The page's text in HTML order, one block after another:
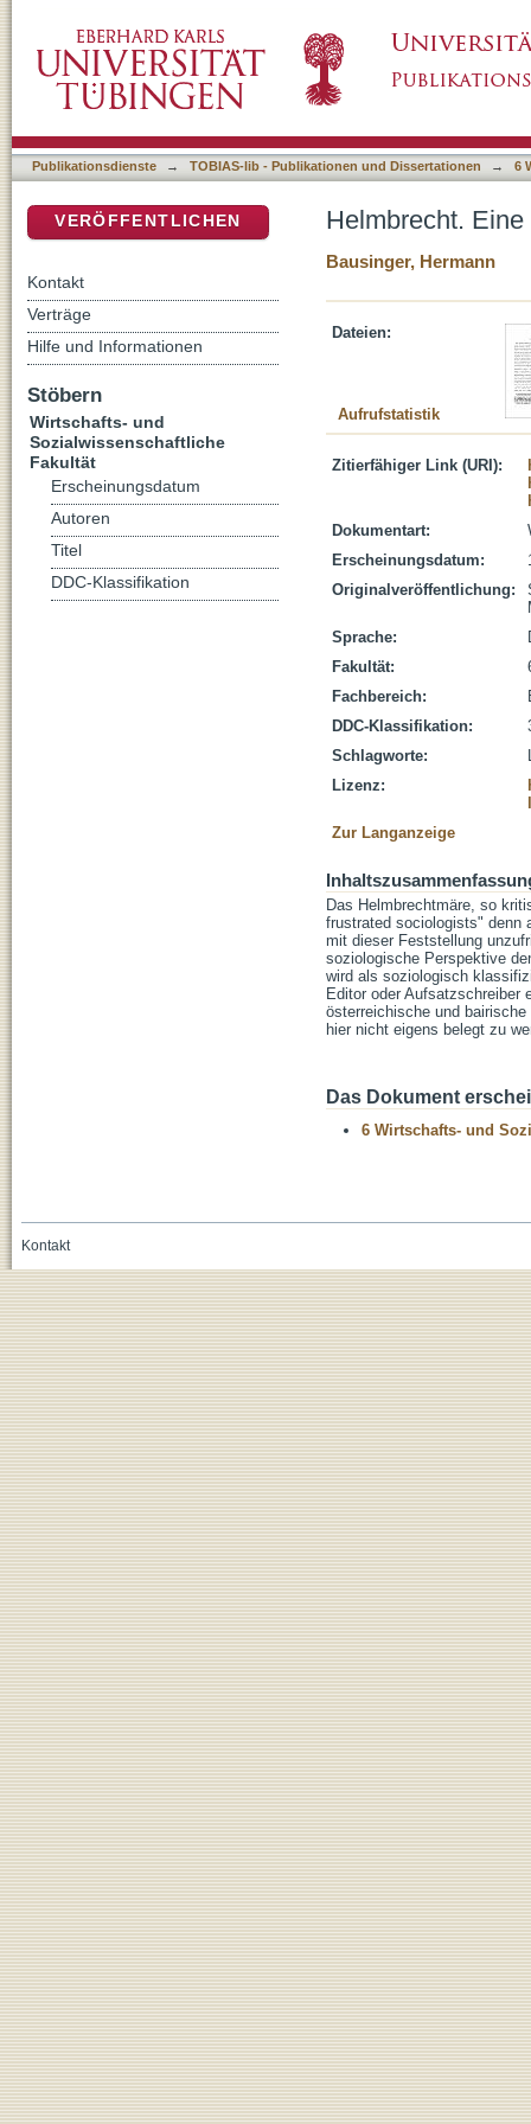
Publikationsdienste → TOBIAS-lib - Publikationen und Dissertationen → 6
Helmbrecht.
Bausinger, Hermann
Dateien:
Aufrufstatistik
Zitierfähiger Link (URI):
Dokumentart:
Erscheinungsdatum:
Originalveröffentlichung:
Sprache:
Fakultät:
Fachbereich:
DDC-Klassifikation:
Schlagworte:
Lizenz:
Zur Langanzeige
Das Helmbrechtmäre, so
frustrated sociologists" denn
mit dieser Feststellung
soziologische Perspektive
wird als soziologisch
Editor oder Aufsatzschreiber
österreichische und
hier nicht eigens belegt zu
Das Dokument
6 Wirtschafts- und
VERÖFFENTLICHEN
Kontakt
Verträge
Hilfe und Informationen
Stöbern
Wirtschafts- und
Sozialwissenschaftliche
Fakultät
Erscheinungsdatum
Autoren
Titel
DDC-Klassifikation
Kontakt